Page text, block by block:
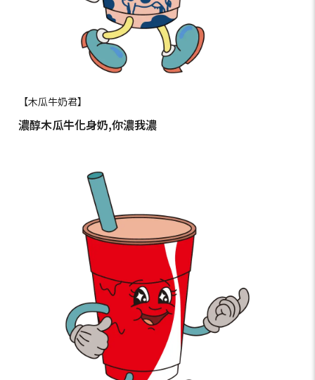
【木瓜牛奶君】
濃醇木瓜牛化身奶,你濃我濃